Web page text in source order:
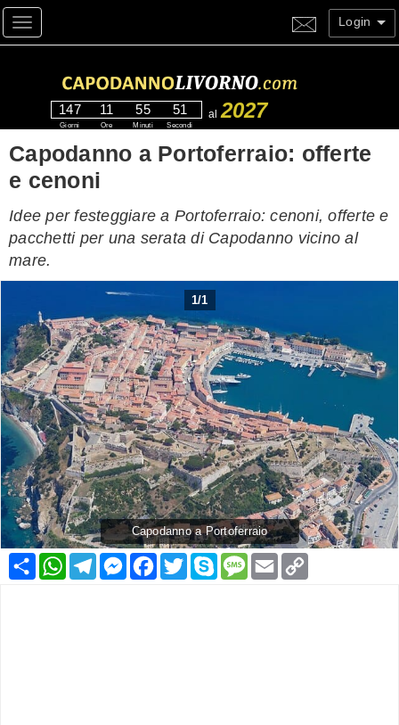
Toggle navigation Login
147
Giorni
11
Ore
55
Minuti
49
Secondi
al 2027
Capodanno a Portoferraio: offerte
e cenoni
Idee per festeggiare a Portoferraio: cenoni, offerte e
pacchetti per una serata di Capodanno vicino al
mare.
1/1
Capodanno a Portoferraio
Condividi
WhatsApp
Telegram
Messenger
Facebook
TwitterSkypeMessage
Email